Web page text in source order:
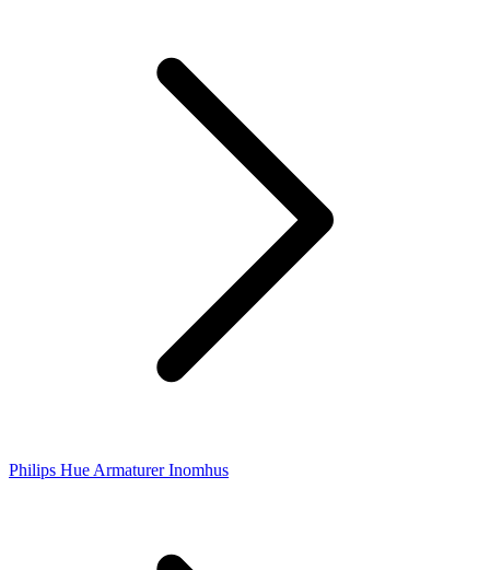
Philips Hue Armaturer Inomhus